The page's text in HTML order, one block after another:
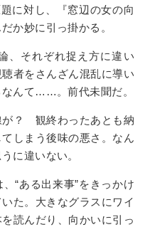
に対し、『窓辺の女の向
か妙に引っ掛かる。
、それぞれ捉え方に違い
者をさんざん混乱に導い
んて……。前代未聞だ。
？ 観終わったあとも納
しまう後味の悪さ。なん
に違いない。
“ある出来事”をきっかけ
た。大きなグラスにワイ
読んだり、向かいに引っ